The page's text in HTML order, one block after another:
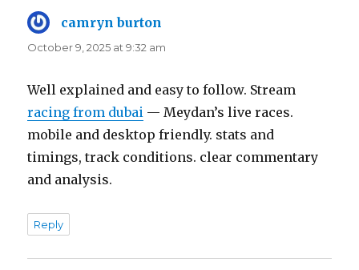
camryn burton
October 9, 2025 at 9:32 am
Well explained and easy to follow. Stream
racing from dubai — Meydan’s live races.
mobile and desktop friendly. stats and
timings, track conditions. clear commentary
and analysis.
Reply